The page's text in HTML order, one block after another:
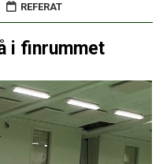
REFERAT
i finrummet